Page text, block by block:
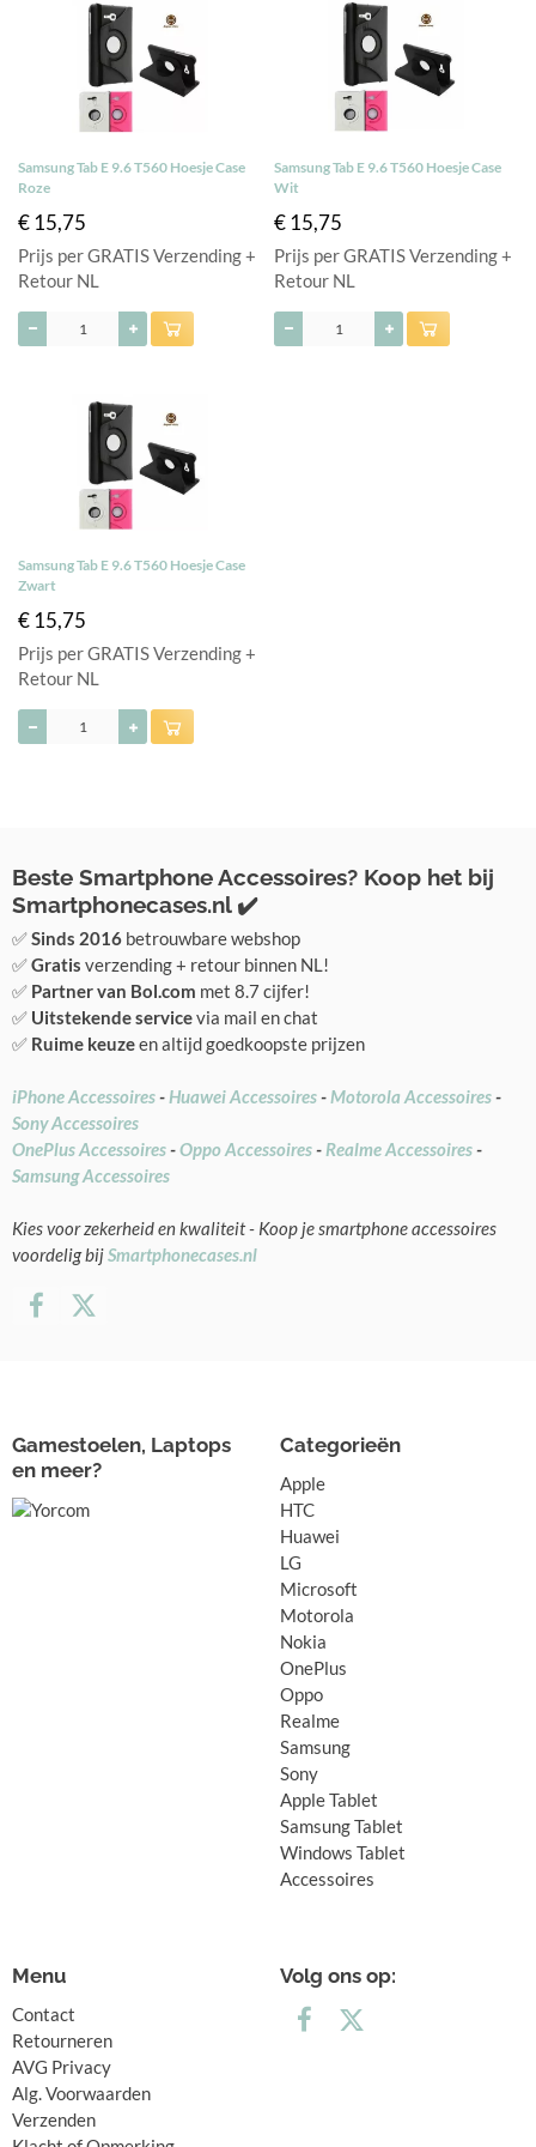
Samsung Tab E 9.6 T560 Hoesje Case
Roze
€ 15,75
Prijs per GRATIS Verzending +
Retour NL
Samsung Tab E 9.6 T560 Hoesje Case
Wit
€ 15,75
Prijs per GRATIS Verzending +
Retour NL
Samsung Tab E 9.6 T560 Hoesje Case
Zwart
€ 15,75
Prijs per GRATIS Verzending +
Retour NL
Beste Smartphone Accessoires? Koop het bij
Smartphonecases.nl ✔️
✅Sinds 2016 betrouwbare webshop
✅Gratis verzending + retour binnen NL!
✅ Partner van Bol.com met 8.7 cijfer!
✅ Uitstekende servicevia mail en chat
✅ Ruime keuzeen altijd goedkoopste prijzen
iPhone Accessoires-Huawei Accessoires-Motorola Accessoires-
Sony Accessoires
OnePlus Accessoires-Oppo Accessoires- Realme Accessoires-
Samsung Accessoires
Kies voor zekerheid en kwaliteit - Koop je smartphone accessoires
voordelig bijSmartphonecases.nl
Categorieën
Apple
HTC
Huawei
LG
Microsoft
Motorola
Nokia
OnePlus
Oppo
Realme
Samsung
Sony
Apple Tablet
Samsung Tablet
Windows Tablet
Accessoires
Menu
Contact
Retourneren
AVG Privacy
Alg. Voorwaarden
Verzenden
Volg ons op:
Gamestoelen, Laptops
en meer?